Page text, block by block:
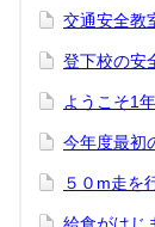
交通安全教
登下校の安
ようこそ1
今年度最初
５０m走を